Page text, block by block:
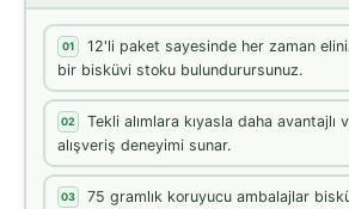
01
12'li paket sayesinde her zaman
bir bisküvi stoku bulundurursunuz.
02
Tekli alımlara kıyasla daha
alışveriş deneyimi sunar.
03
75 gramlık koruyucu ambalajlar